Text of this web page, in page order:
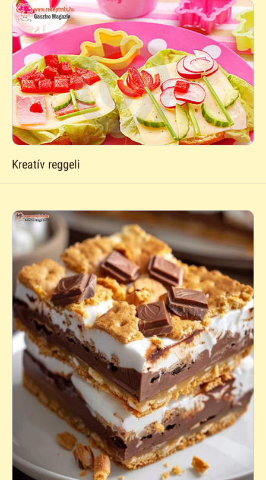
Kreatív reggeli